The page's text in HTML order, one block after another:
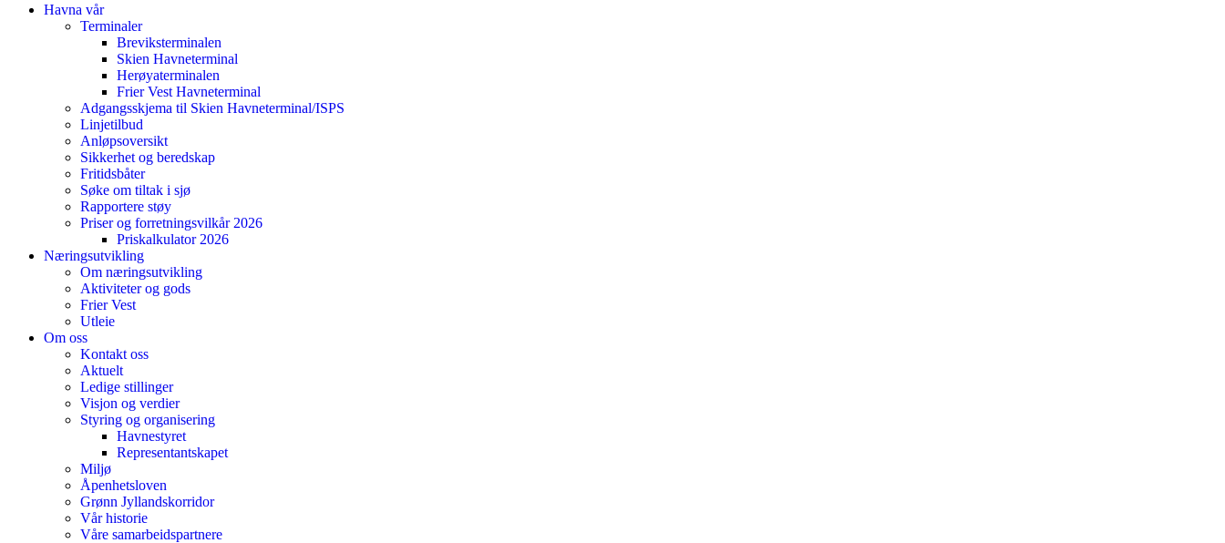
Havna vår
Terminaler
Breviksterminalen
Skien Havneterminal
Herøyaterminalen
Frier Vest Havneterminal
Adgangsskjema til Skien Havneterminal/ISPS
Linjetilbud
Anløpsoversikt
Sikkerhet og beredskap
Fritidsbåter
Søke om tiltak i sjø
Rapportere støy
Priser og forretningsvilkår 2026
Priskalkulator 2026
Næringsutvikling
Om næringsutvikling
Aktiviteter og gods
Frier Vest
Utleie
Om oss
Kontakt oss
Aktuelt
Ledige stillinger
Visjon og verdier
Styring og organisering
Havnestyret
Representantskapet
Miljø
Åpenhetsloven
Grønn Jyllandskorridor
Vår historie
Våre samarbeidspartnere